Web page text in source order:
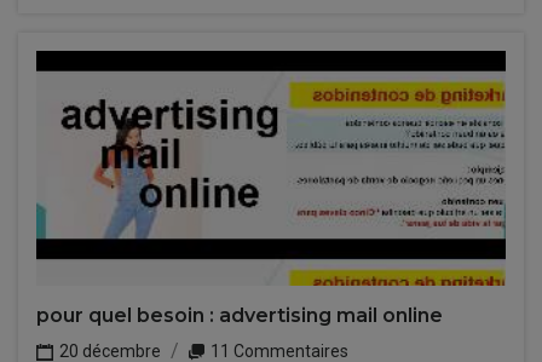
pour quel besoin : advertising mail online
20 décembre
11 Commentaires